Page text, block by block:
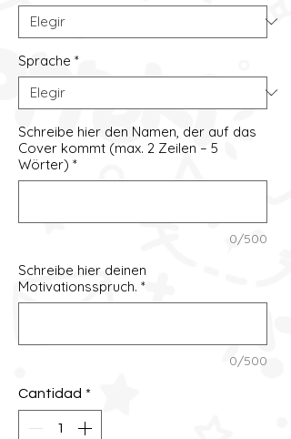
Sprache *
Schreibe hier den Namen, der auf das
Cover kommt (max. 2 Zeilen – 5
Wörter) *
0/500
Schreibe hier deinen
Motivationsspruch. *
0/500
Cantidad *